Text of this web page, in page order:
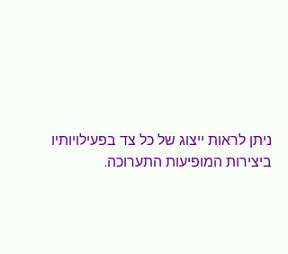
ניתן לראות ייצוג של כל צד בפעילויותיו
ביצירות המופיעות התערוכה.